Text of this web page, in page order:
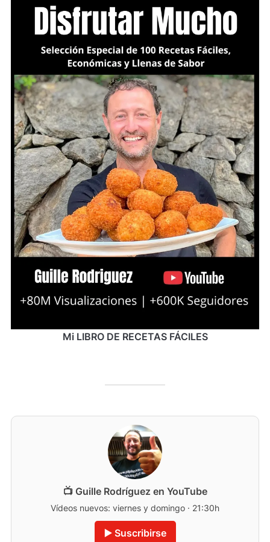
Mi LIBRO DE RECETAS FÁCILES
📺 Guille Rodríguez en YouTube
Vídeos nuevos: viernes y domingo · 21:30h
▶️ Suscribirse